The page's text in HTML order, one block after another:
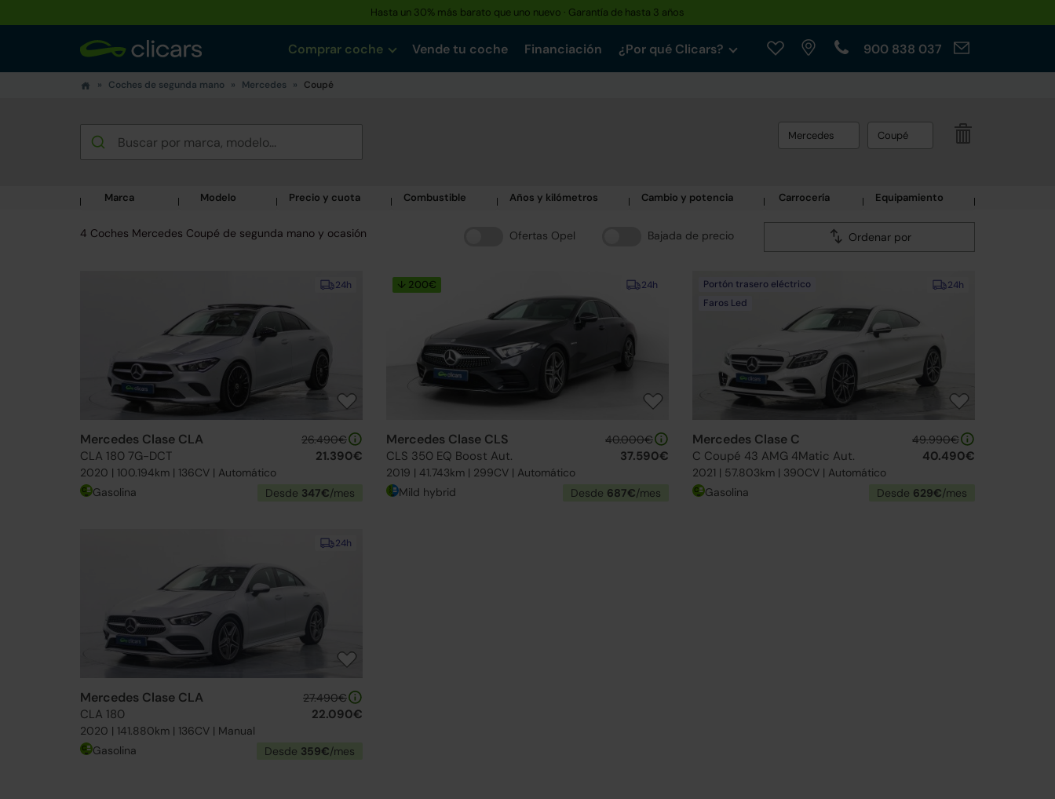
Hasta un 30% más barato que uno nuevo · Garantía de hasta 3 años
Comprar coche Vende tu coche Financiación ¿Por qué Clicars? 900 838 037
Coches de segunda mano Mercedes Coupé
Mercedes Coupé
Marca Modelo Precio y cuota Combustible Años y kilómetros Cambio y potencia Carrocería Equipamiento
Ofertas Opel Bajada de precio Ordenar por
4 Coches Mercedes Coupé de segunda mano y ocasión
24h
Mercedes Clase CLA
CLA 180 7G-DCT
2020 | 100.194km | 136CV | Automático
26.490€
21.390€
Gasolina Desde 347€/mes
24h
↓ 200€
Mercedes Clase CLS
CLS 350 EQ Boost Aut.
2019 | 41.743km | 299CV | Automático
40.000€
37.590€
Mild hybrid Desde 687€/mes
24h
Portón trasero eléctrico
Faros Led
Mercedes Clase C
C Coupé 43 AMG 4Matic Aut.
2021 | 57.803km | 390CV | Automático
49.990€
40.490€
Gasolina Desde 629€/mes
24h
Mercedes Clase CLA
CLA 180
2020 | 141.880km | 136CV | Manual
27.490€
22.090€
Gasolina Desde 359€/mes